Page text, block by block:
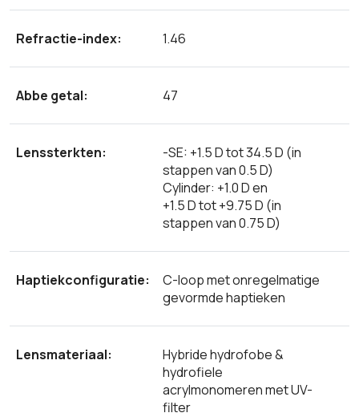
Refractie-index: 1.46
Abbe getal: 47
Lenssterkten:
-SE: +1.5 D tot 34.5 D (in
stappen van 0.5 D)
Cylinder: +1.0 D en
+1.5 D tot +9.75 D (in
stappen van 0.75 D)
Haptiekconfiguratie:
C-loop met onregelmatige
gevormde haptieken
Lensmateriaal:
Hybride hydrofobe &
hydrofiele
acrylmonomeren met UV-
filter